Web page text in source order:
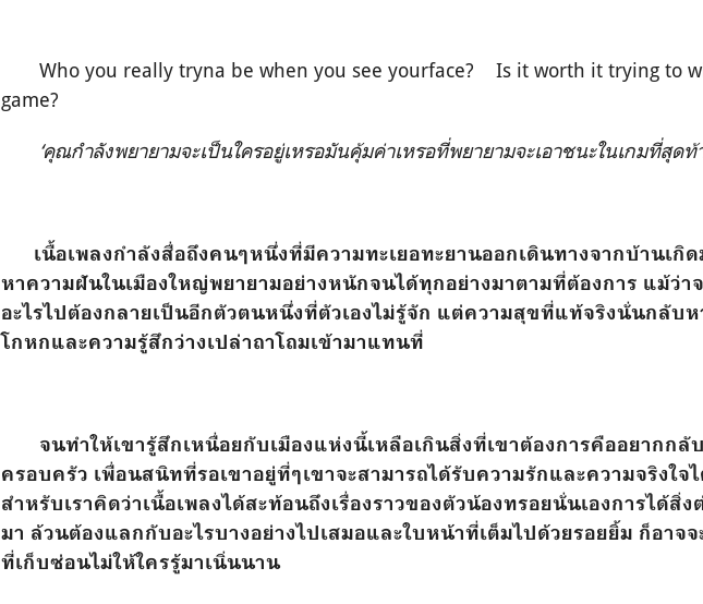
Who you really tryna be when you see yourface? Is it worth it trying to
game?
‘คุณกำลังพยายามจะเป็นใครอยู่เหรอมันคุ้มค่าเหรอที่พยายามจะเอาชนะในเกมที่สุด
เนื้อเพลงกำลังสื่อถึงคนๆหนึ่งที่มีความทะเยอทะยานออกเดินทางจากบ้านเกิด
หาความฝันในเมืองใหญ่พยายามอย่างหนักจนได้ทุกอย่างมาตามที่ต้องการ แม้ว่าจ
อะไรไปต้องกลายเป็นอีกตัวตนหนึ่งที่ตัวเองไม่รู้จัก แต่ความสุขที่แท้จริงนั่นกลับห
โกหกและความรู้สึกว่างเปล่าถาโถมเข้ามาแทนที่
จนทำให้เขารู้สึกเหนื่อยกับเมืองแห่งนี้เหลือเกินสิ่งที่เขาต้องการคืออยากกลั
ครอบครัว เพื่อนสนิทที่รอเขาอยู่ที่ๆเขาจะสามารถได้รับความรักและความจริงใจ
สำหรับเราคิดว่าเนื้อเพลงได้สะท้อนถึงเรื่องราวของตัวน้องทรอยนั่นเองการได้สิ่ง
มา ล้วนต้องแลกกับอะไรบางอย่างไปเสมอและใบหน้าที่เต็มไปด้วยรอยยิ้ม ก็อาจ
ที่เก็บซ่อนไม่ให้ใครรู้มาเนิ่นนาน